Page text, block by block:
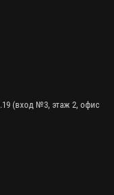
(вход №3, этаж 2, офис